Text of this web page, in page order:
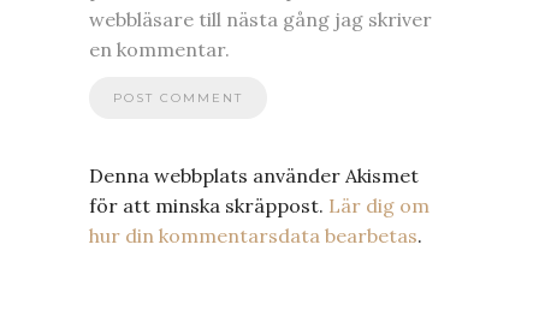
webbläsare till nästa gång jag skriver
en kommentar.
Denna webbplats använder Akismet
för att minska skräppost. Lär dig om
hur din kommentarsdata bearbetas.